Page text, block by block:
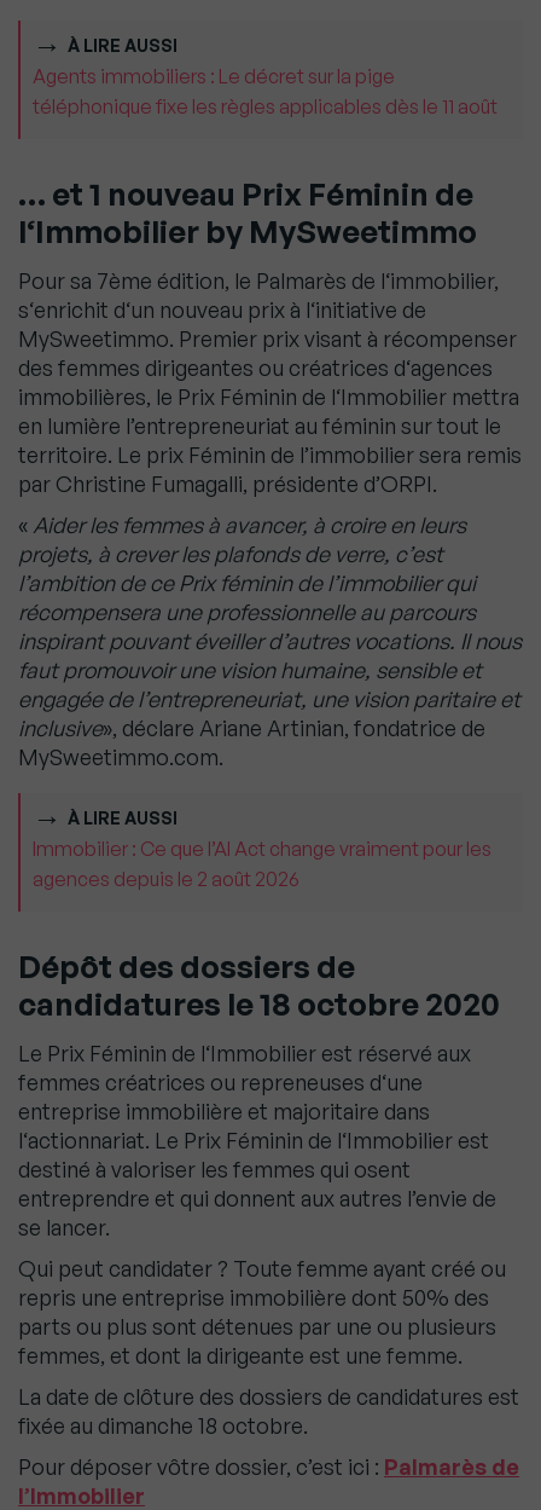
À LIRE AUSSI
Agents immobiliers : Le décret sur la pige
téléphonique fixe les règles applicables dès le 11 août
… et 1 nouveau Prix Féminin de
l‘Immobilier by MySweetimmo
Pour sa 7ème édition, le Palmarès de l‘immobilier,
s‘enrichit d‘un nouveau prix à l‘initiative de
MySweetimmo. Premier prix visant à récompenser
des femmes dirigeantes ou créatrices d‘agences
immobilières, le Prix Féminin de l‘Immobilier mettra
en lumière l’entrepreneuriat au féminin sur tout le
territoire. Le prix Féminin de l’immobilier sera remis
par Christine Fumagalli, présidente d’ORPI.
« Aider les femmes à avancer, à croire en leurs
projets, à crever les plafonds de verre, c’est
l’ambition de ce Prix féminin de l’immobilier qui
récompensera une professionnelle au parcours
inspirant pouvant éveiller d’autres vocations. Il nous
faut promouvoir une vision humaine, sensible et
engagée de l’entrepreneuriat, une vision paritaire et
inclusive», déclare Ariane Artinian, fondatrice de
MySweetimmo.com.
À LIRE AUSSI
Immobilier : Ce que l’AI Act change vraiment pour les
agences depuis le 2 août 2026
Dépôt des dossiers de
candidatures le 18 octobre 2020
Le Prix Féminin de l‘Immobilier est réservé aux
femmes créatrices ou repreneuses d‘une
entreprise immobilière et majoritaire dans
l‘actionnariat. Le Prix Féminin de l‘Immobilier est
destiné à valoriser les femmes qui osent
entreprendre et qui donnent aux autres l’envie de
se lancer.
Qui peut candidater ? Toute femme ayant créé ou
repris une entreprise immobilière dont 50% des
parts ou plus sont détenues par une ou plusieurs
femmes, et dont la dirigeante est une femme.
La date de clôture des dossiers de candidatures est
fixée au dimanche 18 octobre.
Pour déposer vôtre dossier, c’est ici : Palmarès de
l’Immobilier